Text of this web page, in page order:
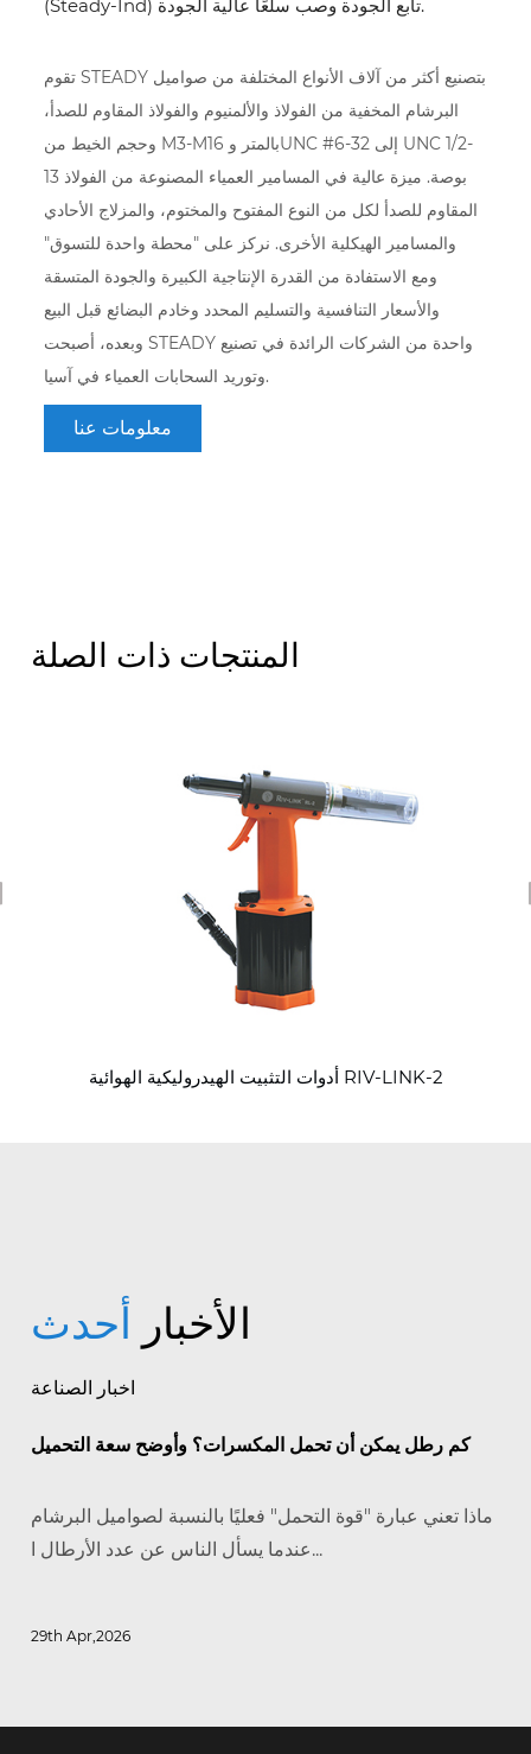
(Steady-Ind) تابع الجودة وصب سلعًا عالية الجودة.
تقوم STEADY بتصنيع أكثر من آلاف الأنواع المختلفة من صواميل
البرشام المخفية من الفولاذ والألمنيوم والفولاذ المقاوم للصدأ،
وحجم الخيط من M3-M16 بالمتر وUNC #6-32 إلى UNC 1/2-
13 بوصة. ميزة عالية في المسامير العمياء المصنوعة من الفولاذ
المقاوم للصدأ لكل من النوع المفتوح والمختوم، والمزلاج الأحادي
والمسامير الهيكلية الأخرى. نركز على "محطة واحدة للتسوق"
ومع الاستفادة من القدرة الإنتاجية الكبيرة والجودة المتسقة
والأسعار التنافسية والتسليم المحدد وخادم البضائع قبل البيع
وبعده، أصبحت STEADY واحدة من الشركات الرائدة في تصنيع
وتوريد السحابات العمياء في آسيا.
معلومات عنا
المنتجات ذات الصلة
أدوات التثبيت الهيدروليكية الهوائية RIV-LINK-2
الأخبار أحدث
اخبار الصناعة
كم رطل يمكن أن تحمل المكسرات؟ وأوضح سعة التحميل
ماذا تعني عبارة "قوة التحمل" فعليًا بالنسبة لصواميل البرشام
عندما يسأل الناس عن عدد الأرطال ا...
29th Apr,2026